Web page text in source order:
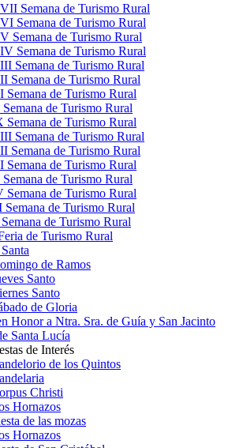
Semana de Turismo Rural
Semana de Turismo Rural
Semana de Turismo Rural
Semana de Turismo Rural
Semana de Turismo Rural
Semana de Turismo Rural
Semana de Turismo Rural
de Turismo Rural
Semana de Turismo Rural
Semana de Turismo Rural
Semana de Turismo Rural
Semana de Turismo Rural
de Turismo Rural
Semana de Turismo Rural
Semana de Turismo Rural
de Turismo Rural
de Turismo Rural
de Ramos
Santo
Santo
de Gloria
Honor a Ntra. Sra. de Guía y San Jacinto
Santa Lucía
de Interés
de los Quintos
Christi
Hornazos
de las mozas
Hornazos